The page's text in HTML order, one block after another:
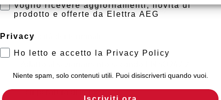
Capacità di rottura di servizio Ics (%Icu)
Capacità dei terminali
Temperatura di impiego
Voglio ricevere aggiornamenti, novità di
prodotto e offerte da Elettra AEG
Privacy
Ho letto e accetto la Privacy Policy
Niente spam, solo contenuti utili. Puoi disiscriverti quando vuoi.